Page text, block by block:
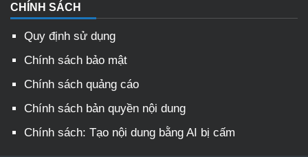
CHÍNH SÁCH
Quy định sử dụng
Chính sách bảo mật
Chính sách quảng cáo
Chính sách bản quyền nội dung
Chính sách: Tạo nội dung bằng AI bị cấm